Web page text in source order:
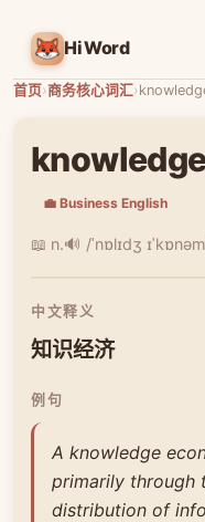
HiWord
首页›商务核心词汇›
💼 Business English
📖 n.🔊 /ˈnɒlɪdʒ
中文释义
知识经济
例句
A knowledge
primarily through
distribution of